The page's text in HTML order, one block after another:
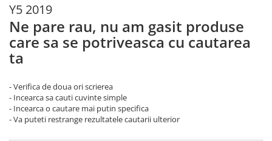
Galaxy J COMPATIBIL
Galaxy J SERVICE PACK
Galaxy M
GALAXY M SERVICE PACK
Galaxy N
Galaxy N COMPATIBILE
Y5 2019
Ne pare rau, nu am gasit produse
care sa se potriveasca cu cautarea
ta
- Verifica de doua ori scrierea
- Incearca sa cauti cuvinte simple
- Incearca o cautare mai putin specifica
- Va puteti restrange rezultatele cautarii ulterior